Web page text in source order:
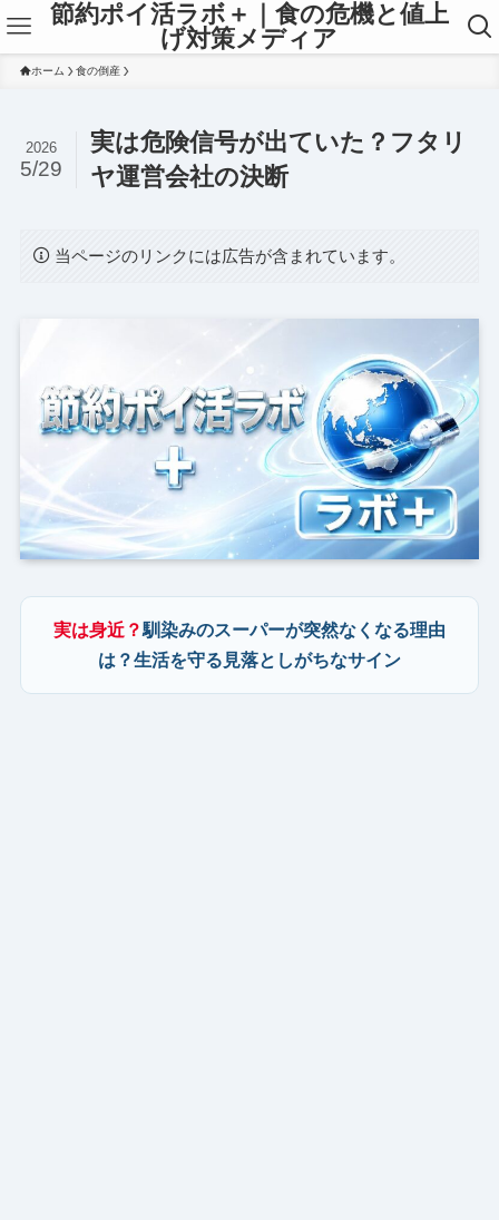
節約ポイ活ラボ＋｜食の危機と値上
げ対策メディア
ホーム 食の倒産
実は危険信号が出ていた？フタリ
ヤ運営会社の決断
2026
5/29
当ページのリンクには広告が含まれています。
実は身近？馴染みのスーパーが突然なくなる理由
は？生活を守る見落としがちなサイン